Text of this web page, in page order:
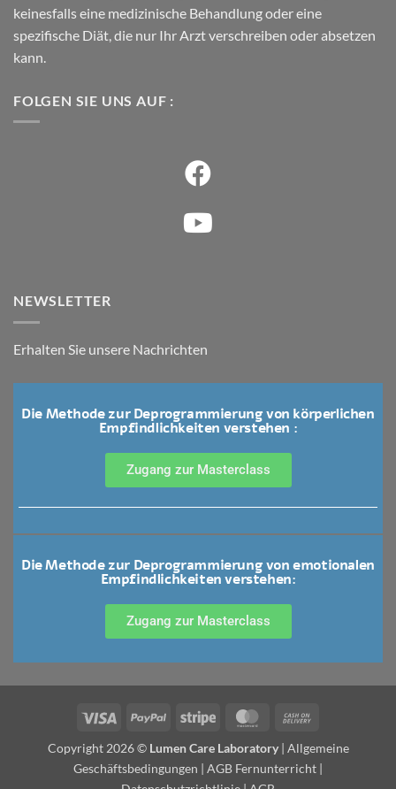
keinesfalls eine medizinische Behandlung oder eine
spezifische Diät, die nur Ihr Arzt verschreiben oder absetzen
kann.
FOLGEN SIE UNS AUF :
NEWSLETTER
Erhalten Sie unsere Nachrichten
Die Methode zur Deprogrammierung von körperlichen
Empfindlichkeiten verstehen :
Zugang zur Masterclass
Die Methode zur Deprogrammierung von emotionalen
Empfindlichkeiten verstehen:
Zugang zur Masterclass
Copyright 2026 © Lumen Care Laboratory| Allgemeine
Geschäftsbedingungen | AGB Fernunterricht |